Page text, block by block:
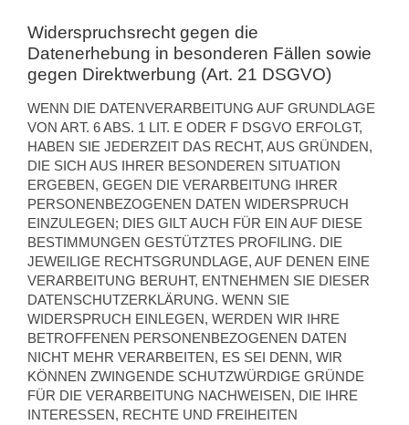
Widerspruchsrecht gegen die
Datenerhebung in besonderen Fällen sowie
gegen Direktwerbung (Art. 21 DSGVO)
WENN DIE DATENVERARBEITUNG AUF GRUNDLAGE
VON ART. 6 ABS. 1 LIT. E ODER F DSGVO ERFOLGT,
HABEN SIE JEDERZEIT DAS RECHT, AUS GRÜNDEN,
DIE SICH AUS IHRER BESONDEREN SITUATION
ERGEBEN, GEGEN DIE VERARBEITUNG IHRER
PERSONENBEZOGENEN DATEN WIDERSPRUCH
EINZULEGEN; DIES GILT AUCH FÜR EIN AUF DIESE
BESTIMMUNGEN GESTÜTZTES PROFILING. DIE
JEWEILIGE RECHTSGRUNDLAGE, AUF DENEN EINE
VERARBEITUNG BERUHT, ENTNEHMEN SIE DIESER
DATENSCHUTZERKLÄRUNG. WENN SIE
WIDERSPRUCH EINLEGEN, WERDEN WIR IHRE
BETROFFENEN PERSONENBEZOGENEN DATEN
NICHT MEHR VERARBEITEN, ES SEI DENN, WIR
KÖNNEN ZWINGENDE SCHUTZWÜRDIGE GRÜNDE
FÜR DIE VERARBEITUNG NACHWEISEN, DIE IHRE
INTERESSEN, RECHTE UND FREIHEITEN